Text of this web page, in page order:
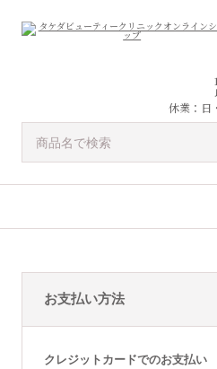
休業：日
お支払い方法
クレジットカードでのお支払い